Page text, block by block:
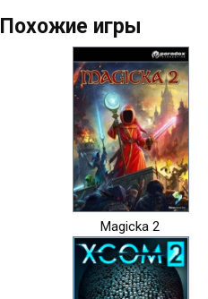
Похожие игры
Magicka 2